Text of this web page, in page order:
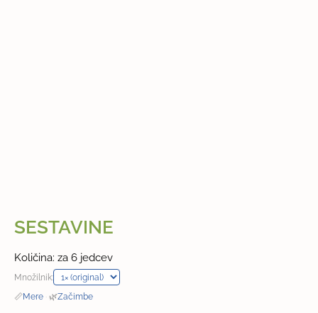
SESTAVINE
Količina: za 6 jedcev
Množilnik:
📏Mere · 🌿Začimbe